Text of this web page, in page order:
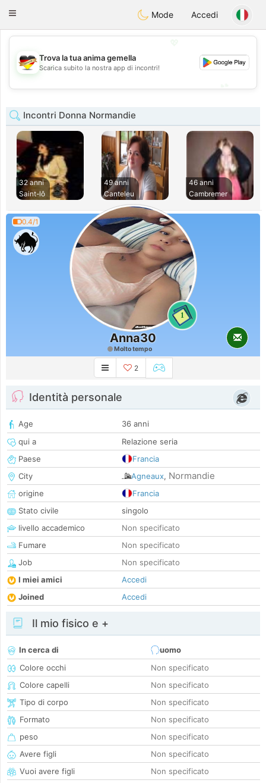
DeutschDating
Toggle
Mode Accedi
💖
💕
Trova la tua anima gemella
Scarica subito la nostra app di incontri!
Incontri Donna Normandie
32 anni
Saint-lô
49 anni
Canteleu
46 anni
Cambremer
0.4/1
1
Anna30
Molto tempo
2
Identità personale
Age
36 anni
qui a
Relazione seria
Paese
Francia
City
Agneaux, Normandie
origine
Francia
Stato civile
singolo
livello accademico
Non specificato
Fumare
Non specificato
Job
Non specificato
I miei amici
Accedi
Joined
Accedi
Il mio fisico e +
In cerca di
uomo
Colore occhi
Non specificato
Colore capelli
Non specificato
Tipo di corpo
Non specificato
Formato
Non specificato
peso
Non specificato
Avere figli
Non specificato
Vuoi avere figli
Non specificato